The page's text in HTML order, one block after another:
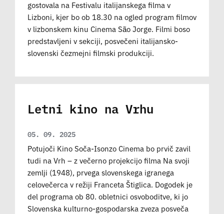
gostovala na Festivalu italijanskega filma v
Lizboni, kjer bo ob 18.30 na ogled program filmov
v lizbonskem kinu Cinema São Jorge. Filmi boso
predstavljeni v sekciji, posvečeni italijansko-
slovenski čezmejni filmski produkciji.
Letni kino na Vrhu
05. 09. 2025
Potujoči Kino Soča-Isonzo Cinema bo prvič zavil
tudi na Vrh – z večerno projekcijo filma Na svoji
zemlji (1948), prvega slovenskega igranega
celovečerca v režiji Franceta Štiglica. Dogodek je
del programa ob 80. obletnici osvoboditve, ki jo
Slovenska kulturno-gospodarska zveza posveča